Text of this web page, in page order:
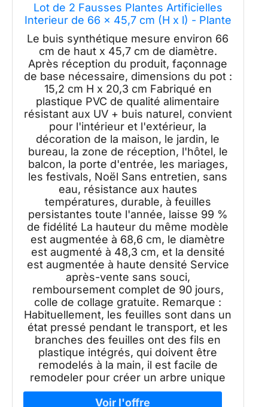
Lot de 2 Fausses Plantes Artificielles
Interieur de 66 x 45,7 cm (H x l) - Plante
Artificielle Pré-Pot pour Décoration de
Maison, Bureau, Tronc en Bois Naturel,
Feuilles Vertes Réalistes Résistantes
Le buis synthétique mesure environ 66
cm de haut x 45,7 cm de diamètre.
Après réception du produit, façonnage
de base nécessaire, dimensions du pot :
15,2 cm H x 20,3 cm Fabriqué en
plastique PVC de qualité alimentaire
résistant aux UV + buis naturel, convient
pour l'intérieur et l'extérieur, la
décoration de la maison, le jardin, le
bureau, la zone de réception, l'hôtel, le
balcon, la porte d'entrée, les mariages,
les festivals, Noël Sans entretien, sans
eau, résistance aux hautes
températures, durable, à feuilles
persistantes toute l'année, laisse 99 %
de fidélité La hauteur du même modèle
est augmentée à 68,6 cm, le diamètre
est augmenté à 48,3 cm, et la densité
est augmentée à haute densité Service
après-vente sans souci,
remboursement complet de 90 jours,
colle de collage gratuite. Remarque :
Habituellement, les feuilles sont dans un
état pressé pendant le transport, et les
branches des feuilles ont des fils en
plastique intégrés, qui doivent être
remodelés à la main, il est facile de
remodeler pour créer un arbre unique